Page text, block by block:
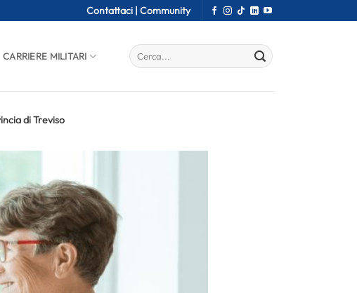
Contattaci | Community
CARRIERE MILITARI
di Treviso